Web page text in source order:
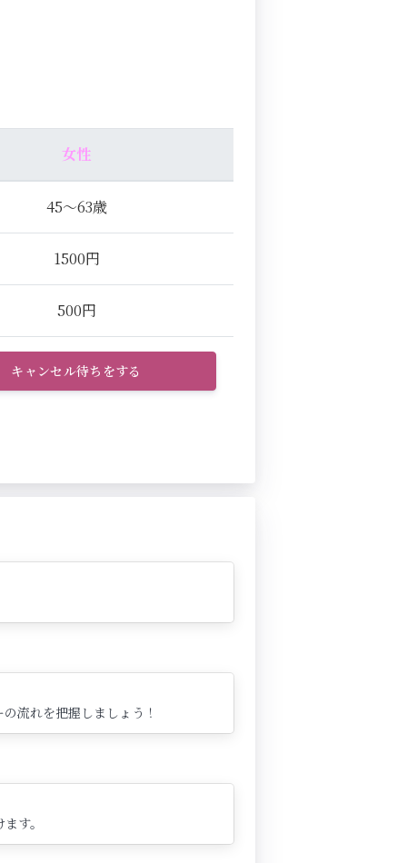
女性
45～63歳
1500円
500円
キャンセル待ちをする
流れを把握しましょう！
す。